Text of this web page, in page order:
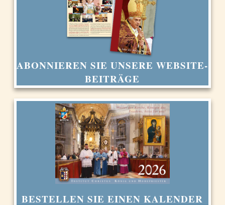
ABONNIEREN SIE UNSERE WEBSITE-
BEITRÄGE
BESTELLEN SIE EINEN KALENDER